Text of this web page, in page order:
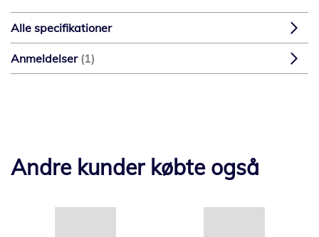
Alle specifikationer
Anmeldelser 1
Andre kunder købte også